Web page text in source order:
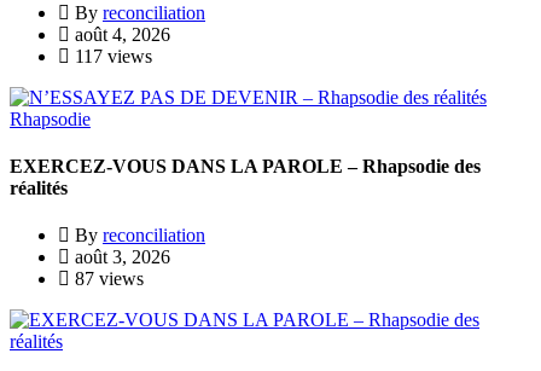
By reconciliation
août 4, 2026
117 views
Rhapsodie
EXERCEZ-VOUS DANS LA PAROLE – Rhapsodie des
réalités
By reconciliation
août 3, 2026
87 views